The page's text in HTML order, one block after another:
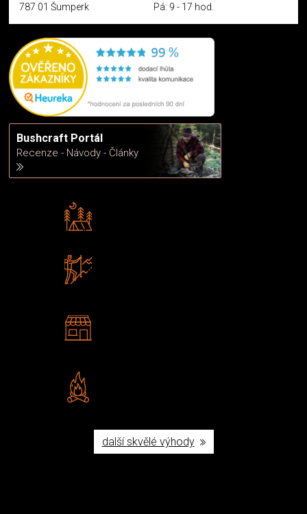
787 01 Šumperk
Pá: 9 - 17 hod.
Bushcraft Portál
Recenze - Návody - Články
další skvělé výhody